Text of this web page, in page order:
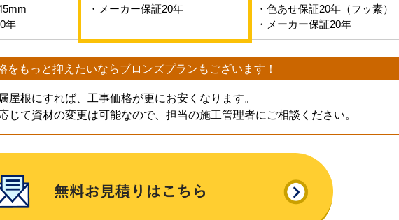
年
・メーカー保証20年
・色あせ保証20年（フッ素）
・メーカー保証20年
をもっと抑えたいならブロンズプランもございます！
屋根にすれば、工事価格が更にお安くなります。
じて資材の変更は可能なので、担当の施工管理者にご相談ください。